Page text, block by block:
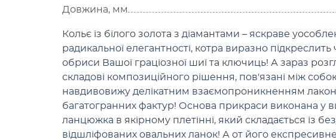
Довжина, мм
Кольє із білого золота з діамантами – яскраве
радикальної елегантності, котра виразно підкреслить
обриси Вашої граціозної шиї та ключиць! А зараз
складові композиційного рішення, пов'язані між
навдивовижу делікатним взаємопроникненням
багатогранних фактур! Основа прикраси виконана у
ланцюжка в якірному плетінні, який складається із
відшліфованих овальних ланок! А от його